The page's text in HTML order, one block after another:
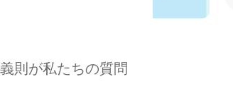
則が私たちの質問